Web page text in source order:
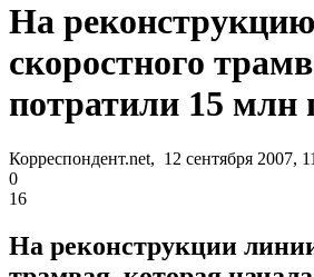
На
скоростного
потратили 15 млн
Корреспондент.net, 12 сентября 2007,
0
16
На реконструкции